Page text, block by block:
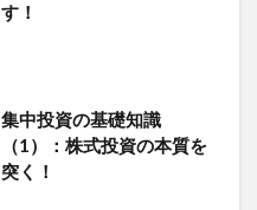
す！
集中投資の基礎知識
（1）：株式投資の本質を
突く！